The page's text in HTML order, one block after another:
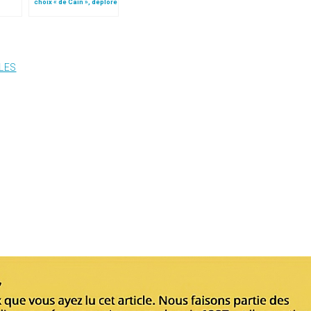
choix « de Caïn », déplore